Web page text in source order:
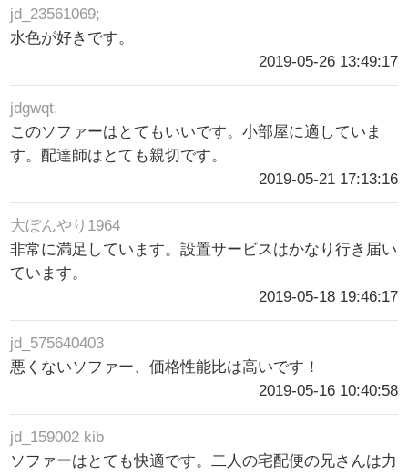
jd_23561069;
水色が好きです。
2019-05-26 13:49:17
jdgwqt.
このソファーはとてもいいです。小部屋に適していま
す。配達師はとても親切です。
2019-05-21 17:13:16
大ぼんやり1964
非常に満足しています。設置サービスはかなり行き届い
ています。
2019-05-18 19:46:17
jd_575640403
悪くないソファー、価格性能比は高いです！
2019-05-16 10:40:58
jd_159002 kib
ソファーはとても快適です。二人の宅配便の兄さんは力